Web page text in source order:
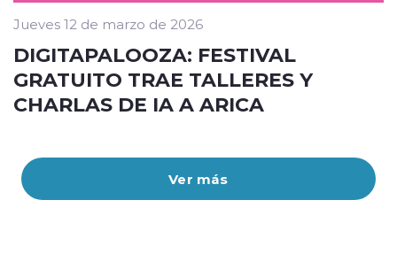
Ver más
Jueves 12 de marzo de 2026
DIGITAPALOOZA: FESTIVAL
GRATUITO TRAE TALLERES Y
CHARLAS DE IA A ARICA